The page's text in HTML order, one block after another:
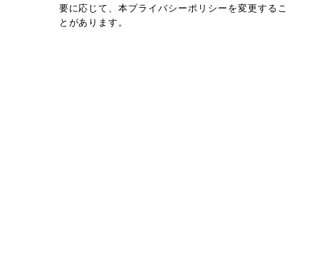
要に応じて、本プライバシーポリシーを変更するこ
とがあります。